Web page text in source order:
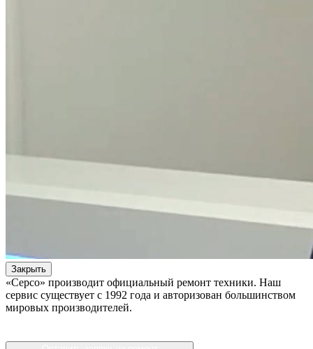
Закрыть
«Серсо» производит официальный ремонт техники. Наш
сервис существует с 1992 года и авторизован большинством
мировых производителей.